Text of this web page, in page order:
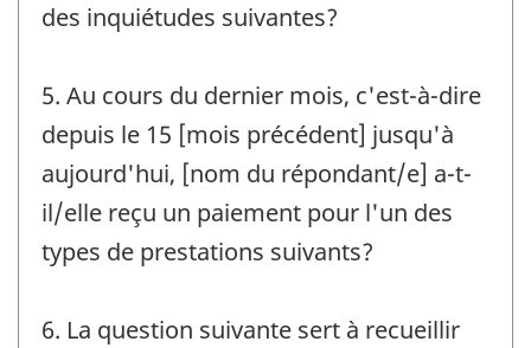
des inquiétudes suivantes?
5. Au cours du dernier mois, c'est-à-dire
depuis le 15 [mois précédent] jusqu'à
aujourd'hui, [nom du répondant/e] a-t-
il/elle reçu un paiement pour l'un des
types de prestations suivants?
6. La question suivante sert à recueillir